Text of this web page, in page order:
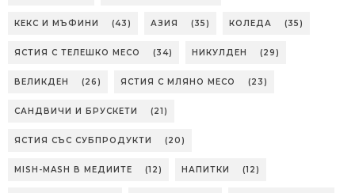
КЕКС И МЪФИНИ (43) АЗИЯ (35) КОЛЕДА (35)
ЯСТИЯ С ТЕЛЕШКО МЕСО (34) НИКУЛДЕН (29)
ВЕЛИКДЕН (26) ЯСТИЯ С МЛЯНО МЕСО (23)
САНДВИЧИ И БРУСКЕТИ (21)
ЯСТИЯ СЪС СУБПРОДУКТИ (20)
MISH-MASH В МЕДИИТЕ (12) НАПИТКИ (12)